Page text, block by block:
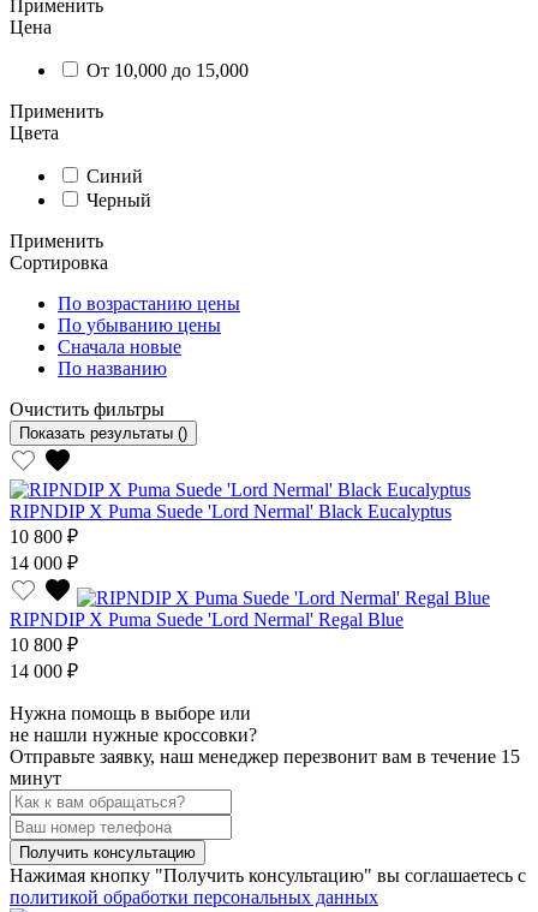
Применить
Цена
От 10,000 до 15,000
Применить
Цвета
Синий
Черный
Применить
Сортировка
По возрастанию цены
По убыванию цены
Сначала новые
По названию
Очистить фильтры
Показать результаты ()
RIPNDIP X Puma Suede 'Lord Nermal' Black Eucalyptus
10 800 ₽
14 000 ₽
RIPNDIP X Puma Suede 'Lord Nermal' Regal Blue
10 800 ₽
14 000 ₽
Нужна помощь в выборе или
не нашли нужные кроссовки?
Отправьте заявку, наш менеджер перезвонит вам в течение 15
минут
Получить консультацию
Нажимая кнопку "Получить консультацию" вы соглашаетесь с
политикой обработки персональных данных